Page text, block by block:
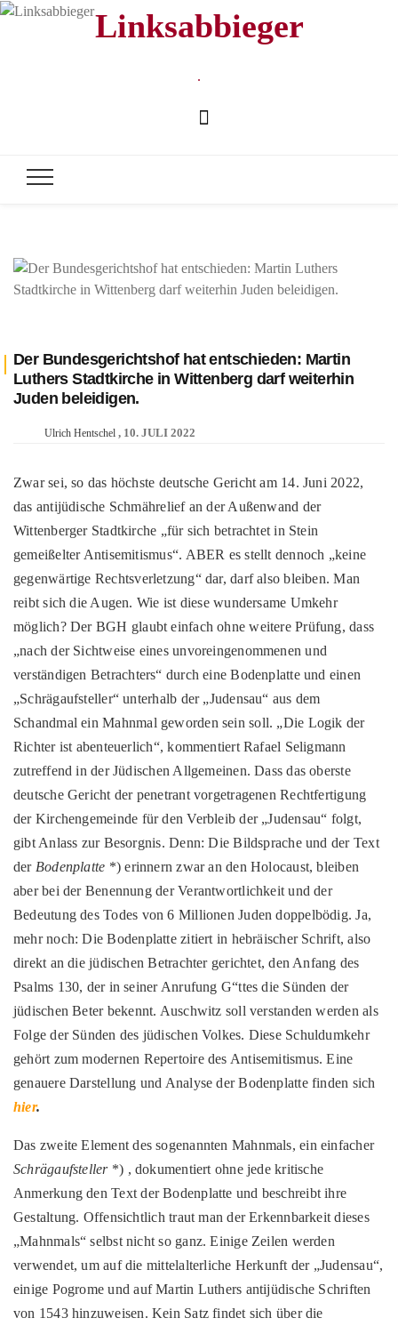
Linksabbieger
.
Der Bundesgerichtshof hat entschieden: Martin
Luthers Stadtkirche in Wittenberg darf weiterhin
Juden beleidigen.
Ulrich Hentschel 10. JULI 2022
Zwar sei, so das höchste deutsche Gericht am 14. Juni 2022,
das antijüdische Schmährelief an der Außenwand der
Wittenberger Stadtkirche „für sich betrachtet in Stein
gemeißelter Antisemitismus“. ABER es stellt dennoch „keine
gegenwärtige Rechtsverletzung“ dar, darf also bleiben. Man
reibt sich die Augen. Wie ist diese wundersame Umkehr
möglich? Der BGH glaubt einfach ohne weitere Prüfung, dass
„nach der Sichtweise eines unvoreingenommenen und
verständigen Betrachters“ durch eine Bodenplatte und einen
„Schrägaufsteller“ unterhalb der „Judensau“ aus dem
Schandmal ein Mahnmal geworden sein soll. „Die Logik der
Richter ist abenteuerlich“, kommentiert Rafael Seligmann
zutreffend in der Jüdischen Allgemeinen. Dass das oberste
deutsche Gericht der penetrant vorgetragenen Rechtfertigung
der Kirchengemeinde für den Verbleib der „Judensau“ folgt,
gibt Anlass zur Besorgnis. Denn: Die Bildsprache und der Text
der Bodenplatte *) erinnern zwar an den Holocaust, bleiben
aber bei der Benennung der Verantwortlichkeit und der
Bedeutung des Todes von 6 Millionen Juden doppelbödig. Ja,
mehr noch: Die Bodenplatte zitiert in hebräischer Schrift, also
direkt an die jüdischen Betrachter gerichtet, den Anfang des
Psalms 130, der in seiner Anrufung G“ttes die Sünden der
jüdischen Beter bekennt. Auschwitz soll verstanden werden als
Folge der Sünden des jüdischen Volkes. Diese Schuldumkehr
gehört zum modernen Repertoire des Antisemitismus. Eine
genauere Darstellung und Analyse der Bodenplatte finden sich
hier.
Das zweite Element des sogenannten Mahnmals, ein einfacher
Schrägaufsteller*) , dokumentiert ohne jede kritische
Anmerkung den Text der Bodenplatte und beschreibt ihre
Gestaltung. Offensichtlich traut man der Erkennbarkeit dieses
„Mahnmals“ selbst nicht so ganz. Einige Zeilen werden
verwendet, um auf die mittelalterliche Herkunft der „Judensau“,
einige Pogrome und auf Martin Luthers antijüdische Schriften
von 1543 hinzuweisen. Kein Satz findet sich über die